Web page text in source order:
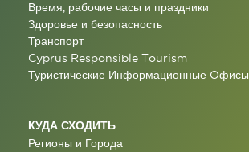
Время, рабочие часы и праздники
Здоровье и безопасность
Транспорт
Cyprus Responsible Tourism
Туристические Информационные Oфисы
КУДА СХОДИТЬ
Регионы и Города